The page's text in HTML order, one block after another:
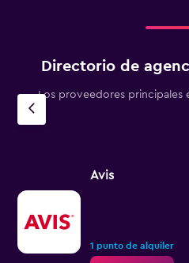
Directorio de
Los proveedores principales
Avis
1 punto de alquiler